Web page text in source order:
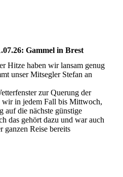
Gammel in Brest
Hitze haben wir lansam genug
unser Mitsegler Stefan an
zur Querung der
wir in jedem Fall bis Mittwoch,
auf die nächste günstige
das gehört dazu und war auch
ganzen Reise bereits